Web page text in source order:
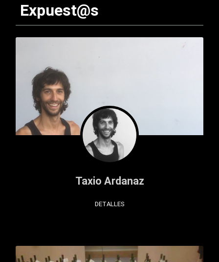
Expuest@s
Taxio Ardanaz
DETALLES